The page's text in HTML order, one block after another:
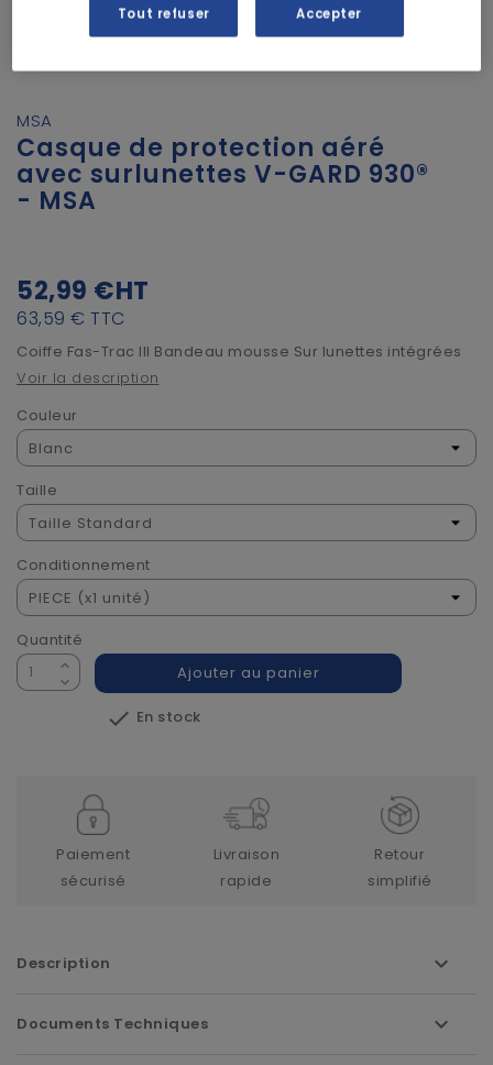
MSA
Casque de protection aéré
avec surlunettes V-GARD 930®
- MSA
52,99 €HT
63,59 € TTC
Coiffe Fas-Trac III Bandeau mousse Sur lunettes intégrées
Voir la description
Couleur
Taille
Conditionnement
Quantité
Ajouter au panier
 En stock
Paiement
sécurisé
Livraison
rapide
Retour
simplifié
Description
Documents Techniques
Tout refuser Accepter